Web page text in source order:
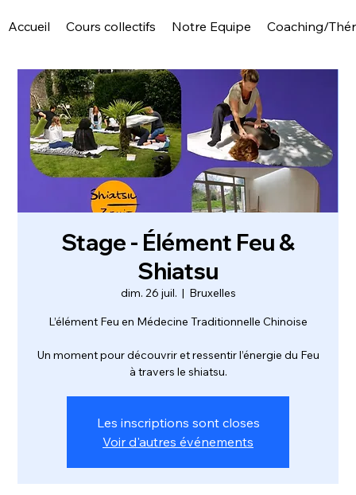
Accueil Cours collectifs Notre Equipe Coaching/
Stage - Élément Feu &
Shiatsu
dim. 26 juil.
  |
Bruxelles
L’élément Feu en Médecine Traditionnelle Chinoise
Un moment pour découvrir et ressentir l’énergie du Feu
à travers le shiatsu.
Les inscriptions sont closes
Voir d'autres événements